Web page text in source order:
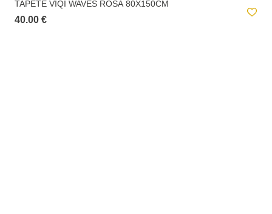
TAPETE VIQI WAVES ROSA 80X150CM
40.00 €